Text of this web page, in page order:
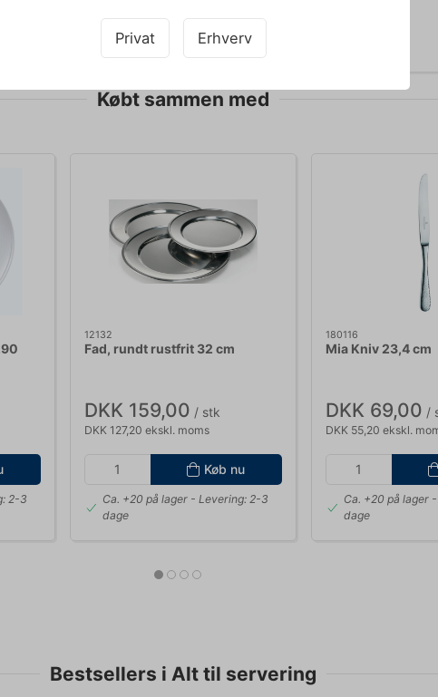
Privat Erhverv
teksten og derfor tages der forbehold for fejl.
Købt sammen med
2-3
12132
Fad, rundt rustfrit 32 cm
DKK 159,00 / stk
DKK 127,20 ekskl. moms
Køb nu
Ca. +20 på lager- Levering: 2-3
dage
180116
Mia Kniv 23,4 cm
DKK 69,00 /
DKK 55,20 ekskl.
Ca. +20 på lager-
dage
Bestsellers i Alt til servering